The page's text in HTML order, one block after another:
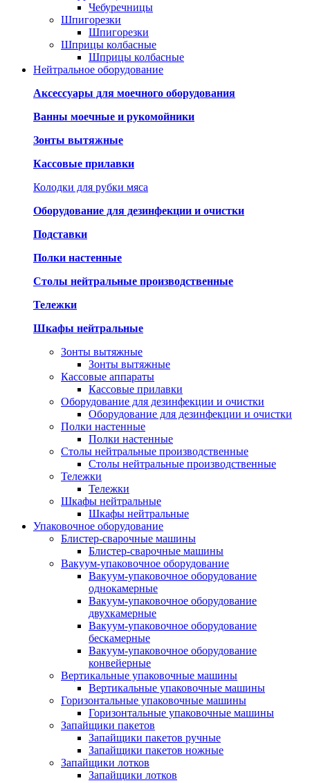
Чебуречницы
Шпигорезки
Шпигорезки
Шприцы колбасные
Шприцы колбасные
Нейтральное оборудование
Аксессуары для моечного оборудования
Ванны моечные и рукомойники
Зонты вытяжные
Кассовые прилавки
Колодки для рубки мяса
Оборудование для дезинфекции и очистки
Подставки
Полки настенные
Столы нейтральные производственные
Тележки
Шкафы нейтральные
Зонты вытяжные
Зонты вытяжные
Кассовые аппараты
Кассовые прилавки
Оборудование для дезинфекции и очистки
Оборудование для дезинфекции и очистки
Полки настенные
Полки настенные
Столы нейтральные производственные
Столы нейтральные производственные
Тележки
Тележки
Шкафы нейтральные
Шкафы нейтральные
Упаковочное оборудование
Блистер-сварочные машины
Блистер-сварочные машины
Вакуум-упаковочное оборудование
Вакуум-упаковочное оборудование
однокамерные
Вакуум-упаковочное оборудование
двухкамерные
Вакуум-упаковочное оборудование
беcкамерные
Вакуум-упаковочное оборудование
конвейерные
Вертикальные упаковочные машины
Вертикальные упаковочные машины
Горизонтальные упаковочные машины
Горизонтальные упаковочные машины
Запайщики пакетов
Запайщики пакетов ручные
Запайщики пакетов ножные
Запайщики лотков
Запайщики лотков